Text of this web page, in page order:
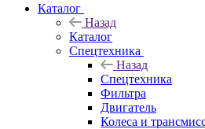
Каталог
Назад
Каталог
Спецтехника
Назад
Спецтехника
Фильтра
Двигатель
Колеса и